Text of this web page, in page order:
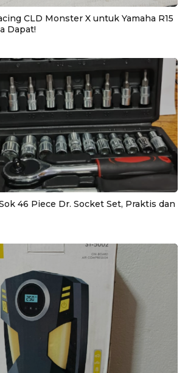
CLD Monster X untuk Yamaha R15
Dapat!
46 Piece Dr. Socket Set, Praktis dan